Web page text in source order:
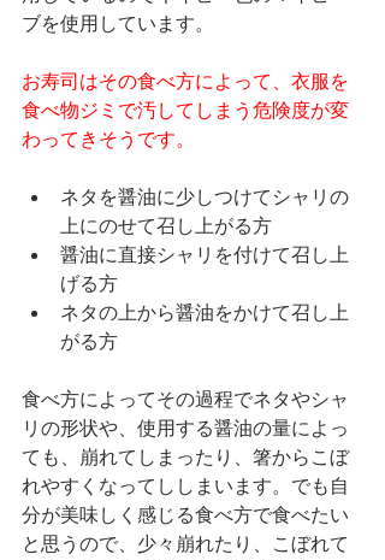
ブを使用しています。
お寿司はその食べ方によって、衣服を
食べ物ジミで汚してしまう危険度が変
わってきそうです。
ネタを醤油に少しつけてシャリの
上にのせて召し上がる方
醤油に直接シャリを付けて召し上
げる方
ネタの上から醤油をかけて召し上
がる方
食べ方によってその過程でネタやシャ
リの形状や、使用する醤油の量によっ
ても、崩れてしまったり、箸からこぼ
れやすくなってししまいます。でも自
分が美味しく感じる食べ方で食べたい
と思うので、少々崩れたり、こぼれて